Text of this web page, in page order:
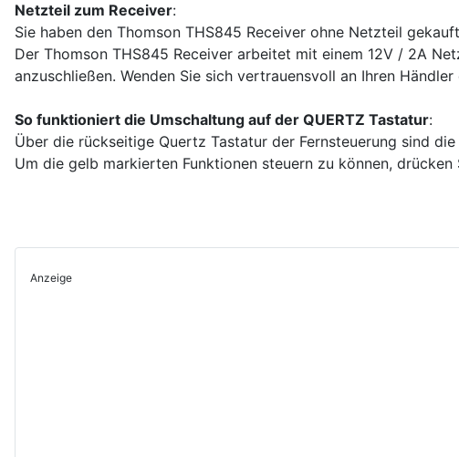
Netzteil zum Receiver:
Sie haben den Thomson THS845 Receiver ohne Netzteil
Der Thomson THS845 Receiver arbeitet mit einem 12V / 2A
anzuschließen. Wenden Sie sich vertrauensvoll an Ihren
So funktioniert die Umschaltung auf der QUERTZ Tastatur:
Über die rückseitige Quertz Tastatur der Fernsteuerung sind
Um die gelb markierten Funktionen steuern zu können,
Anzeige